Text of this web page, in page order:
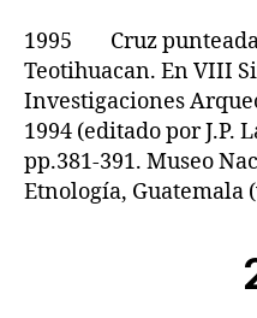
1995 Cruz punteada
Teotihuacan. En VIII
Investigaciones
1994 (editado por J.P.
pp.381-391. Museo
Etnología, Guatemala